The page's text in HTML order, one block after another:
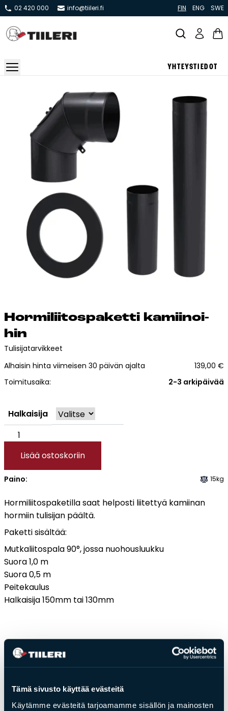
Tämä sivusto käyttää evästeitä
Käytämme evästeitä tarjoamamme sisällön ja mainosten
02 420 000 info@tiileri.fi FIN ENG SWE
YHTEYSTIEDOT
Varaavat takat
Pönttö -ja kaakeliuunit
Leivin -ja lämpiöuunit
Kiertoilmatakat ja kamiinat
Grillit ja pihakeittiöt
Kiukaat
Hormit
Esitteet, hinnastot ja ohjeet
Tiileri lasku
Kotikäynti
Julkisivutiilet
Tiililaatat
Aukonylitysratkaisut ja
Esitteet
Grillit ja pihakeittiöt
Tiilet
Laastit
Kiukaat ja kiuaskivet
Outlet
Käyttöehdot
Peruuta verkkokauppatilauksesi
Hor­mi­lii­tos­pa­ket­ti ka­mii­noi­
hin
Tulisijatarvikkeet
Alhaisin hinta viimeisen 30 päivän ajalta
139,00 €
Toimitusaika:
2-3 arkipäivää
Halkaisija
Hormiliitospaketti
määräLisää ostoskoriin
Paino: 15kg
Hormiliitospaketilla saat helposti liitettyä kamiinan
hormiin tulisijan päältä.
Paketti sisältää:
Mutkaliitospala 90°, jossa nuohousluukku
Suora 1,0 m
Suora 0,5 m
Peitekaulus
Halkaisija 150mm tai 130mm
Saat­tai­sit ol­la kiin­nos­tu­nut